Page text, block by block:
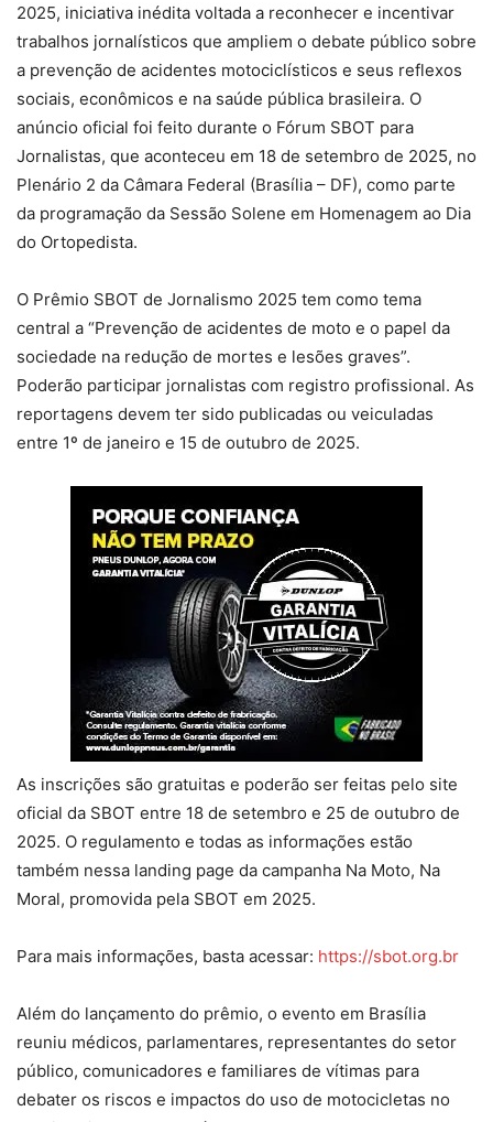
2025, iniciativa inédita voltada a reconhecer e incentivar
trabalhos jornalísticos que ampliem o debate público sobre
a prevenção de acidentes motociclísticos e seus reflexos
sociais, econômicos e na saúde pública brasileira. O
anúncio oficial foi feito durante o Fórum SBOT para
Jornalistas, que aconteceu em 18 de setembro de 2025, no
Plenário 2 da Câmara Federal (Brasília – DF), como parte
da programação da Sessão Solene em Homenagem ao Dia
do Ortopedista.
O Prêmio SBOT de Jornalismo 2025 tem como tema
central a “Prevenção de acidentes de moto e o papel da
sociedade na redução de mortes e lesões graves”.
Poderão participar jornalistas com registro profissional. As
reportagens devem ter sido publicadas ou veiculadas
entre 1º de janeiro e 15 de outubro de 2025.
As inscrições são gratuitas e poderão ser feitas pelo site
oficial da SBOT entre 18 de setembro e 25 de outubro de
2025. O regulamento e todas as informações estão
também nessa landing page da campanha Na Moto, Na
Moral, promovida pela SBOT em 2025.
Para mais informações, basta acessar: https://sbot.org.br
Além do lançamento do prêmio, o evento em Brasília
reuniu médicos, parlamentares, representantes do setor
público, comunicadores e familiares de vítimas para
debater os riscos e impactos do uso de motocicletas no